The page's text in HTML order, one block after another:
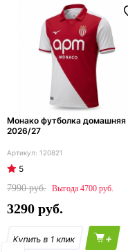
Монако футболка домашняя
2026/27
120821
5
7990
4700
3290
+